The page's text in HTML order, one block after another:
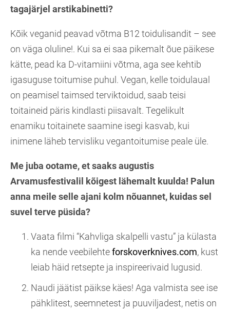
tagajärjel arstikabinetti?
Kõik veganid peavad võtma B12 toidulisandit – see
on väga oluline!. Kui sa ei saa pikemalt õue päikese
kätte, pead ka D-vitamiini võtma, aga see kehtib
igasuguse toitumise puhul. Vegan, kelle toidulaual
on peamisel taimsed terviktoidud, saab teisi
toitaineid päris kindlasti piisavalt. Tegelikult
enamiku toitainete saamine isegi kasvab, kui
inimene läheb tervisliku vegantoitumise peale üle.
Me juba ootame, et saaks augustis
Arvamusfestivalil kõigest lähemalt kuulda! Palun
anna meile selle ajani kolm nõuannet, kuidas sel
suvel terve püsida?
Vaata filmi “Kahvliga skalpelli vastu” ja külasta
ka nende veebilehteforskoverknives.com, kust
leiab häid retsepte ja inspireerivaid lugusid.
Naudi jäätist päikse käes! Aga valmista see ise
pähklitest, seemnetest ja puuviljadest, netis on